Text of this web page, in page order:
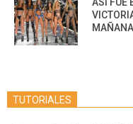
ASÍ FUE
MAÑANA
TUTORIALES